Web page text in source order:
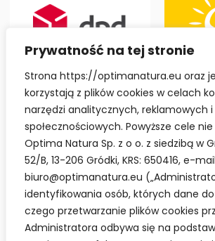
Prywatność na tej stronie
Strona https://optimanatura.eu oraz
korzystają z plików cookies w celach
narzędzi analitycznych, reklamowych i
społecznościowych. Powyższe cele
Optima Natura Sp. z o o. z siedzibą w
52/B, 13-206 Gródki, KRS: 650416, e-
biuro@optimanatura.eu
identyfikowania osób, których dane
czego przetwarzanie plików cookies
Administratora odbywa się na